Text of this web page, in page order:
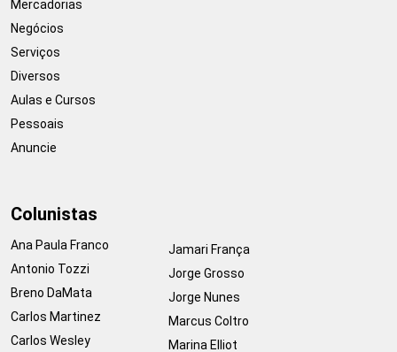
Mercadorias
Negócios
Serviços
Diversos
Aulas e Cursos
Pessoais
Anuncie
Colunistas
Ana Paula Franco
Antonio Tozzi
Breno DaMata
Carlos Martinez
Carlos Wesley
Jamari França
Jorge Grosso
Jorge Nunes
Marcus Coltro
Marina Elliot